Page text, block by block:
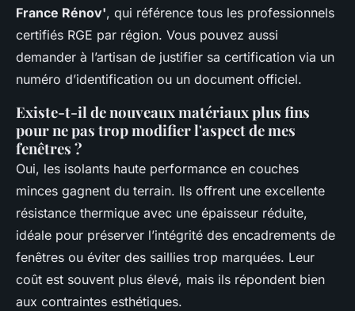
France Rénov', qui référence tous les professionnels
certifiés RGE par région. Vous pouvez aussi
demander à l’artisan de justifier sa certification via un
numéro d’identification ou un document officiel.
Existe-t-il de nouveaux matériaux plus fins
pour ne pas trop modifier l'aspect de mes
fenêtres ?
Oui, les isolants haute performance en couches
minces gagnent du terrain. Ils offrent une excellente
résistance thermique avec une épaisseur réduite,
idéale pour préserver l’intégrité des encadrements de
fenêtres ou éviter des saillies trop marquées. Leur
coût est souvent plus élevé, mais ils répondent bien
aux contraintes esthétiques.